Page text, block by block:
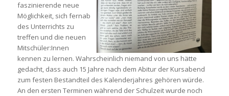
faszinierende neue
Möglichkeit, sich fernab
des Unterrichts zu
treffen und die neuen
Mitschüler:Innen
kennen zu lernen. Wahrscheinlich niemand von uns hätte
gedacht, dass auch 15 Jahre nach dem Abitur der Kursabend
zum festen Bestandteil des Kalenderjahres gehören würde.
An den ersten Terminen während der Schulzeit wurde noch